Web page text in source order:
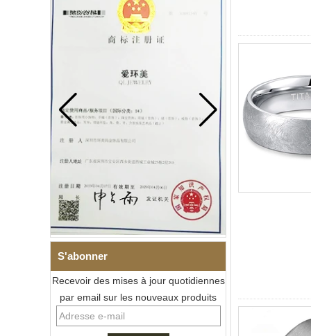
S'abonner
Recevoir des mises à jour quotidiennes
par email sur les nouveaux produits
Bracelet à maillons I en acier
inoxydable 304 en
céramique de zircone noire
pour hommes, fermoir